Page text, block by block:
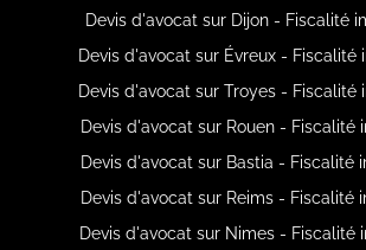
Devis d'avocat sur Dijon - Fiscalité
Devis d'avocat sur Évreux - Fiscalité
Devis d'avocat sur Troyes - Fiscalité
Devis d'avocat sur Rouen - Fiscalité
Devis d'avocat sur Bastia - Fiscalité
Devis d'avocat sur Reims - Fiscalité
Devis d'avocat sur Nimes - Fiscalité